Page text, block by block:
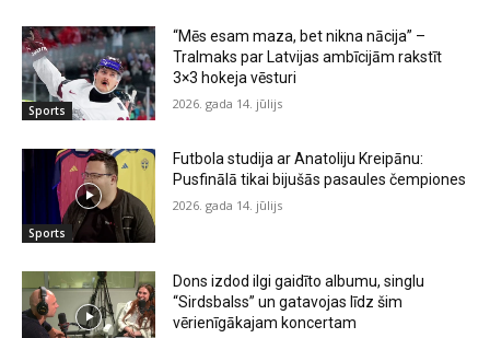
Sports
“Mēs esam maza, bet nikna nācija” –
Tralmaks par Latvijas ambīcijām rakstīt
3×3 hokeja vēsturi
2026. gada 14. jūlijs
Sports
Futbola studija ar Anatoliju Kreipānu:
Pusfinālā tikai bijušās pasaules čempiones
2026. gada 14. jūlijs
Dons izdod ilgi gaidīto albumu, singlu
“Sirdsbalss” un gatavojas līdz šim
vērienīgākajam koncertam